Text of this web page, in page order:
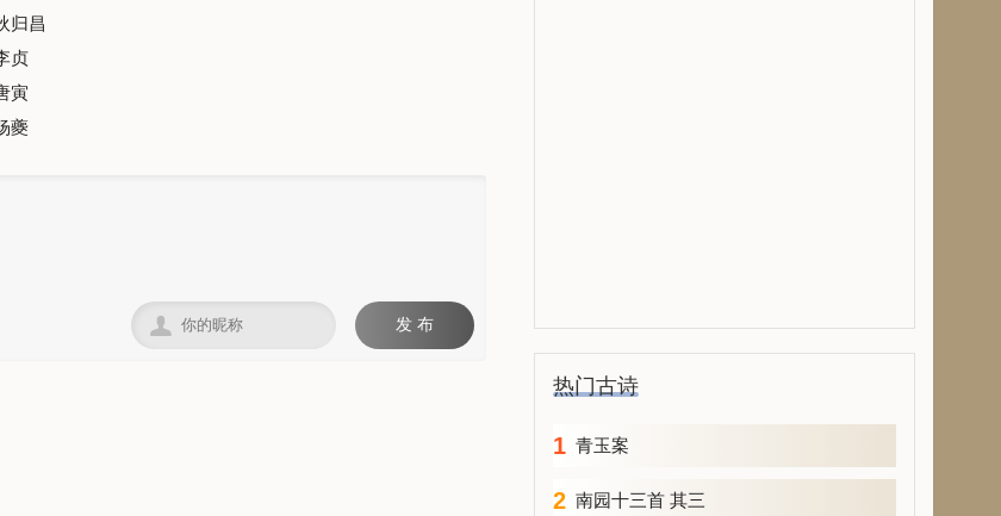
归昌
贞
寅
夔
发 布

热门古诗
1 青玉案
2 南园十三首 其三